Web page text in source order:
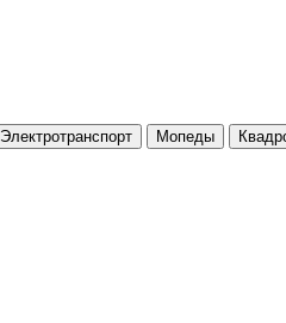
Электротранспорт Мопеды